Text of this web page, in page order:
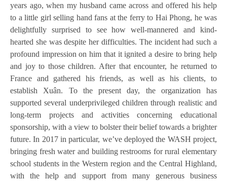
years ago, when my husband came across and offered his help
to a little girl selling hand fans at the ferry to Hai Phong, he was
delightfully surprised to see how well-mannered and kind-
hearted she was despite her difficulties. The incident had such a
profound impression on him that it ignited a desire to bring help
and joy to those children. After that encounter, he returned to
France and gathered his friends, as well as his clients, to
establish Xuân. To the present day, the organization has
supported several underprivileged children through realistic and
long-term projects and activities concerning educational
sponsorship, with a view to bolster their belief towards a brighter
future. In 2017 in particular, we’ve deployed the WASH project,
bringing fresh water and building restrooms for rural elementary
school students in the Western region and the Central Highland,
with the help and support from many generous business